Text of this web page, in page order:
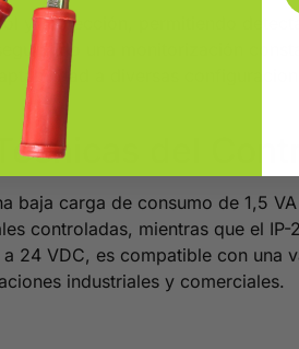
y protección, permitiendo
una monitorización
a diversas
del
baja carga de consumo de 1,5
controladas, mientras que el
24 VDC, es compatible con
industriales y comerciales.